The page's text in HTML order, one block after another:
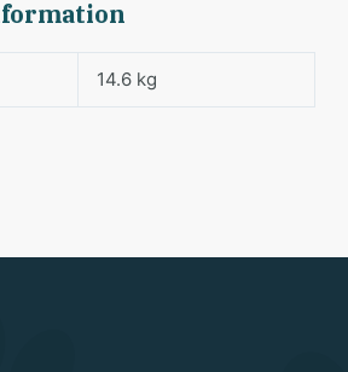
14.6 kg